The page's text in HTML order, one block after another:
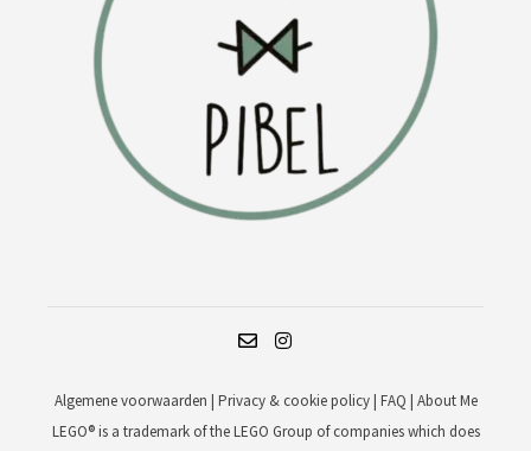
Algemene voorwaarden | Privacy & cookie policy| FAQ | About Me
LEGO® is a trademark of the LEGO Group of companies which does